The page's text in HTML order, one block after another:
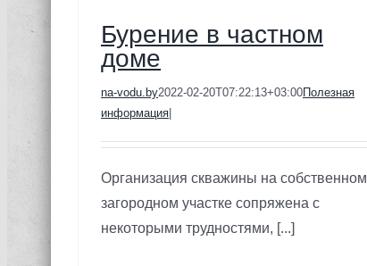
Бурение в частном
доме
na-vodu.by2022-02-20T07:22:13+03:00Полезная
информация
Организация скважины на собственном
загородном участке сопряжена с
некоторыми трудностями, [...]